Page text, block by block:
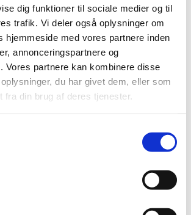
dig funktioner til sociale medier og til
trafik. Vi deler også oplysninger om
hjemmeside med vores partnere inden
annonceringspartnere og
Vores partnere kan kombinere disse
du har givet dem, eller som
fra din brug af deres tjenester.
!
cookiepolitik
!
cookiepolitik